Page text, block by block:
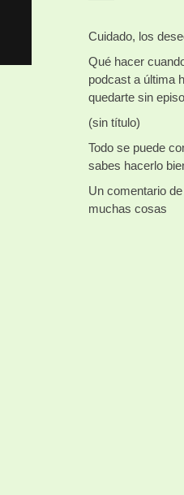
Cuidado, los
Qué hacer
podcast a última
quedarte sin
(sin título)
Todo se puede
sabes hacerlo
Un comentario
muchas cosas